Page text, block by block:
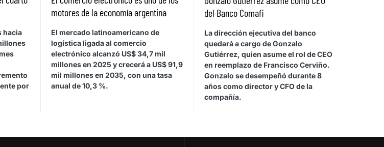
hacia
por
motores de la economía argentina
El mercado latinoamericano de
logística ligada al comercio
electrónico alcanzó US$ 34,7 mil
millones en 2025 y crecerá a US$ 91,9
mil millones en 2035, con una tasa
anual de 10,3 %.
del Banco Comafi
La dirección ejecutiva del banco
quedará a cargo de Gonzalo
Gutiérrez, quien asume el rol de CEO
en reemplazo de Francisco Cerviño.
Gonzalo se desempeñó durante 8
años como director y CFO de la
compañía.